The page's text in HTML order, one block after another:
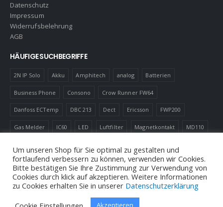
Datenschutz
Impressum
Widerrufsbelehrung
AGB
HÄUFIGE SUCHBEGRIFFE
2N IP Solo Akku Amphitech analog Batterien
Business Phone Consono Crow Runner FW64
Danfoss ECTemp DBC 213 Dect Ericsson FWP200
Gas Melder IC60 LED Luftfilter Magnetkontakt MD110
Um unseren Shop für Sie optimal zu gestalten und
fortlaufend verbessern zu können, verwenden wir Cookies.
Bitte bestätigen Sie Ihre Zustimmung zur Verwendung von
Cookies durch klick auf akzeptieren. Weitere Informationen
zu Cookies erhalten Sie in unserer Datenschutzerklärung
Akzeptieren